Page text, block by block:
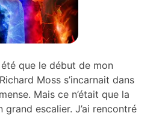
que le début de mon
Moss s’incarnait dans
Mais ce n’était que la
grand escalier. J’ai rencontré